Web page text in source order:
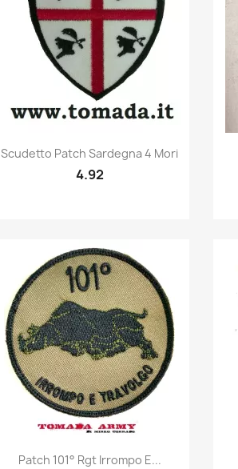
Quick view
Scudetto Patch Sardegna 4 Mori
4.92
Quick view
Patch 101° Rgt Irrompo E...